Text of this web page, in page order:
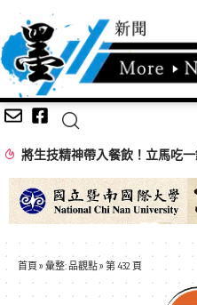
首頁 » 彙整: 品觀點» 第 432 頁